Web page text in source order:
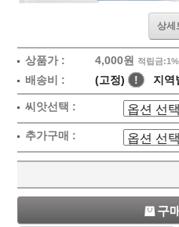
상세
상품가 : 4,000원 적립금:1%
배송비 : (고정) ! 지역
씨앗선택 :
추가구매 :
구